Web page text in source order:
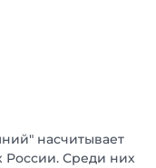
насчитывает
России. Среди них